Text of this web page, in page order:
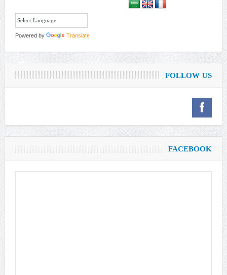
Powered by Translate
FOLLOW US
FACEBOOK